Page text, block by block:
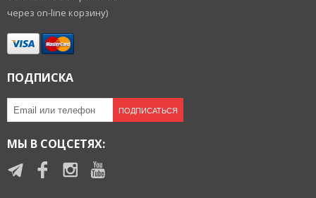
через on-line корзину)
ПОДПИСКА
ПОДПИСАТЬСЯ
МЫ В СОЦСЕТЯХ: